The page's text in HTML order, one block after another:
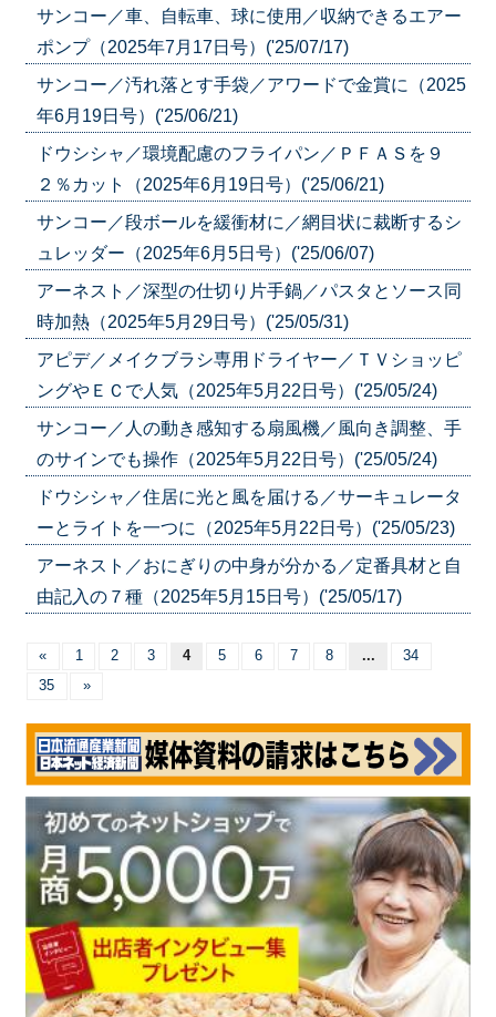
サンコー／車、自転車、球に使用／収納できるエアー
ポンプ（2025年7月17日号）('25/07/17)
サンコー／汚れ落とす手袋／アワードで金賞に（2025
年6月19日号）('25/06/21)
ドウシシャ／環境配慮のフライパン／ＰＦＡＳを９
２％カット（2025年6月19日号）('25/06/21)
サンコー／段ボールを緩衝材に／網目状に裁断するシ
ュレッダー（2025年6月5日号）('25/06/07)
アーネスト／深型の仕切り片手鍋／パスタとソース同
時加熱（2025年5月29日号）('25/05/31)
アピデ／メイクブラシ専用ドライヤー／ＴＶショッピ
ングやＥＣで人気（2025年5月22日号）('25/05/24)
サンコー／人の動き感知する扇風機／風向き調整、手
のサインでも操作（2025年5月22日号）('25/05/24)
ドウシシャ／住居に光と風を届ける／サーキュレータ
ーとライトを一つに（2025年5月22日号）('25/05/23)
アーネスト／おにぎりの中身が分かる／定番具材と自
由記入の７種（2025年5月15日号）('25/05/17)
« 1 2 3 4 5 6 7 8 ...
34
35
»